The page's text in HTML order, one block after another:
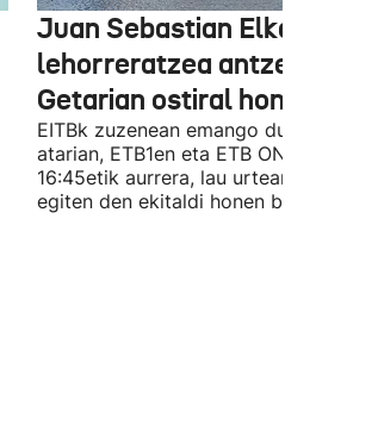
Juan Sebastian Elkanoren
lehorreratzea antzeztuko
Getarian ostiral honetan
EITBk zuzenean emango du Orain.eus
atarian, ETB1en eta ETB ONen,
16:45etik aurrera, lau urtean behin
egiten den ekitaldi honen berri.